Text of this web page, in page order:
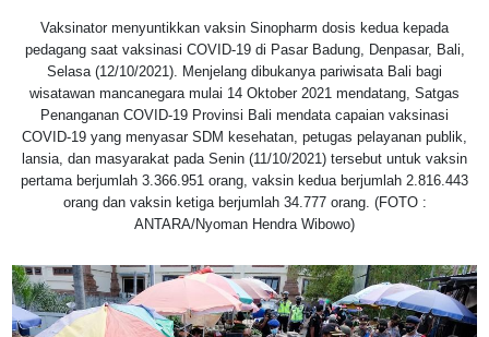
Vaksinator menyuntikkan vaksin Sinopharm dosis kedua kepada
pedagang saat vaksinasi COVID-19 di Pasar Badung, Denpasar, Bali,
Selasa (12/10/2021). Menjelang dibukanya pariwisata Bali bagi
wisatawan mancanegara mulai 14 Oktober 2021 mendatang, Satgas
Penanganan COVID-19 Provinsi Bali mendata capaian vaksinasi
COVID-19 yang menyasar SDM kesehatan, petugas pelayanan publik,
lansia, dan masyarakat pada Senin (11/10/2021) tersebut untuk vaksin
pertama berjumlah 3.366.951 orang, vaksin kedua berjumlah 2.816.443
orang dan vaksin ketiga berjumlah 34.777 orang. (FOTO :
ANTARA/Nyoman Hendra Wibowo)